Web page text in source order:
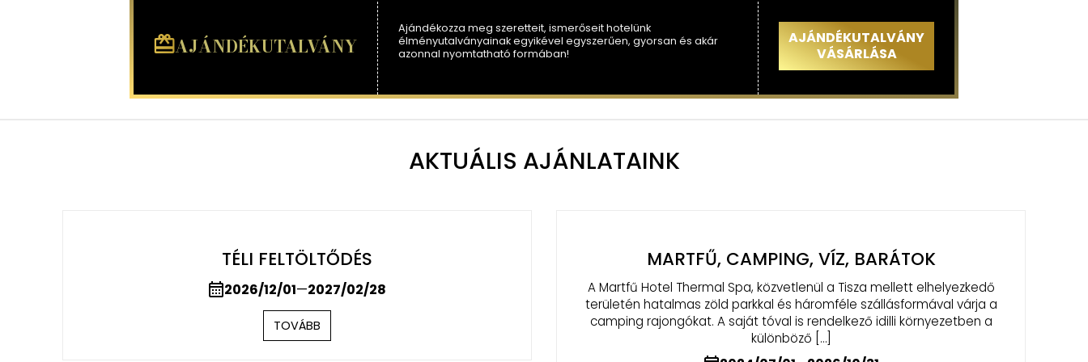
AJÁNDÉKUTALVÁNY
Ajándékozza meg szeretteit, ismerőseit hotelünk
élményutalványainak egyikével egyszerűen, gyorsan és akár
azonnal nyomtatható formában!
AJÁNDÉKUTALVÁNY
VÁSÁRLÁSA
AKTUÁLIS AJÁNLATAINK
MARTFŰ, CAMPING, VÍZ, BARÁTOK
A Martfű Hotel Thermal Spa, közvetlenül a Tisza mellett elhelyezkedő
camping rajongókat. A saját tóval is rendelkező idilli környezetben a
különböző […]